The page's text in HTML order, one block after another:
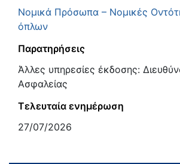
Νομικά Πρόσωπα – Νομικές
όπλων
Παρατηρήσεις
Άλλες υπηρεσίες έκδοσης:
Ασφαλείας
Τελευταία ενημέρωση
27/07/2026